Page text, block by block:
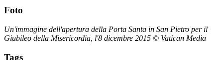
Foto
Un'immagine dell'apertura della Porta Santa in San Pietro per il
Giubileo della Misericordia, l'8 dicembre 2015 © Vatican Media
Tags